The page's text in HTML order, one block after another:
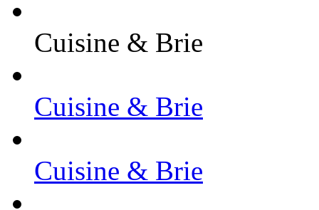
Cuisine & Brie
Cuisine & Brie
Cuisine & Brie